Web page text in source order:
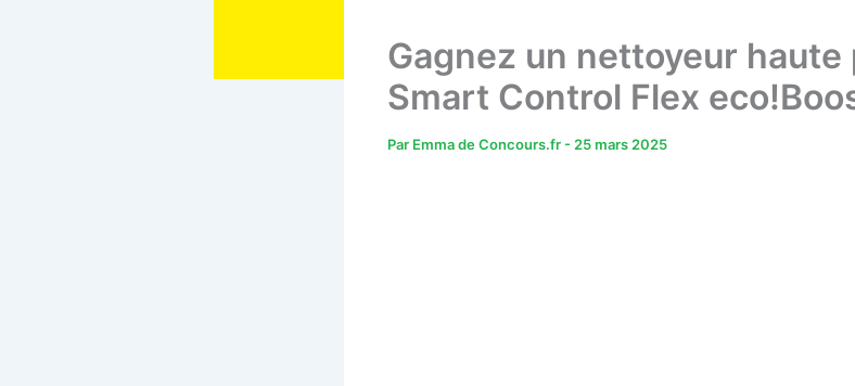
Gagnez un nettoyeur haute
Smart Control Flex
Par Emma de Concours.fr - 25 mars 2025